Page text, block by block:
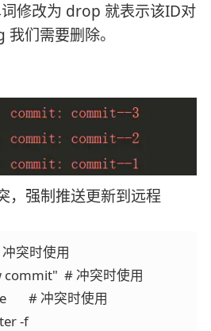
修改为 drop 就表示该ID对
们需要删除。
，强制推送更新到远程
冲突时使用
# 冲突时使用
# 冲突时使用
git push origin master -f